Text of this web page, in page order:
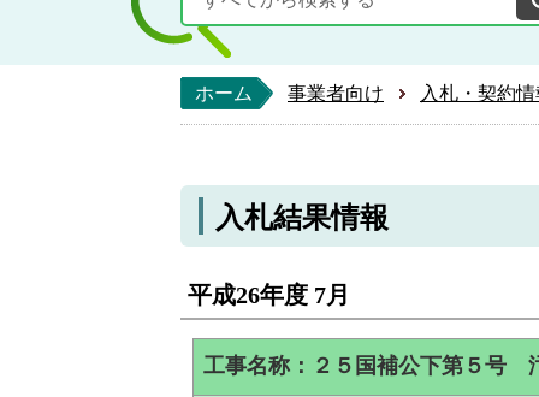
ホーム 事業者向け 入札・契約
入札結果情報
平成26年度 7月
工事名称：２５国補公下第５号